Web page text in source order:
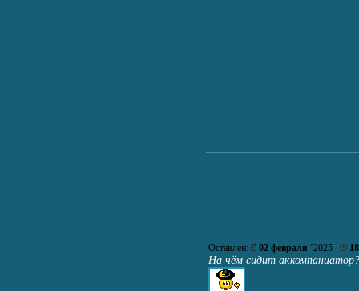
Оставлен: 02 февраля ’2025
На чём сидит